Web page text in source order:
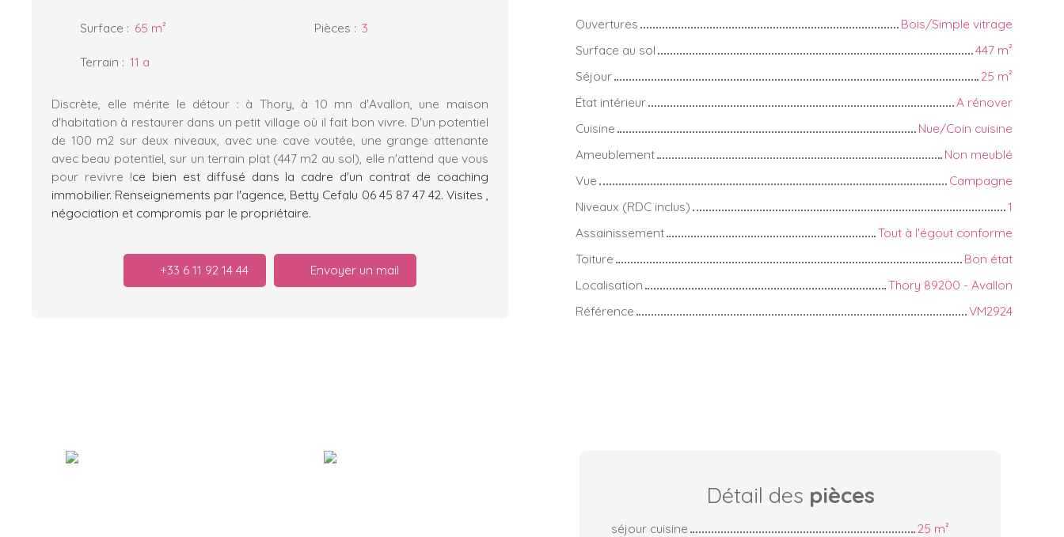
Surface : 65 m² Pièces : 3
Terrain : 11 a
Discrète, elle mérite le détour : à Thory, à 10 mn d'Avallon, une maison
d'habitation à restaurer dans un petit village où il fait bon vivre. D'un potentiel
de 100 m2 sur deux niveaux, avec une cave voutée, une grange attenante
avec beau potentiel, sur un terrain plat (447 m2 au sol), elle n'attend que vous
pour revivre !ce bien est diffusé dans la cadre d'un contrat de coaching
immobilier. Renseignements par l'agence, Betty Cefalu 06 45 87 47 42. Visites ,
négociation et compromis par le propriétaire.
+33 6 11 92 14 44 Envoyer un mail
Ouvertures
Bois/Simple vitrage
Surface au sol
447 m²
Séjour
25 m²
État intérieur
A rénover
Cuisine
Nue/Coin cuisine
Ameublement
Non meublé
Vue
Campagne
Niveaux (RDC inclus)
1
Assainissement
Tout à l'égout conforme
Toiture
Bon état
Localisation
Thory 89200 - Avallon
Référence
VM2924
Détail des pièces
séjour cuisine
25 m²